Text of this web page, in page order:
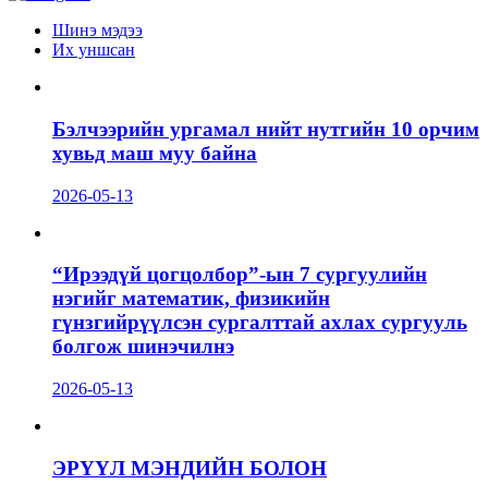
Шинэ мэдээ
Их уншсан
Бэлчээрийн ургамал нийт нутгийн 10 орчим
хувьд маш муу байна
2026-05-13
“Ирээдүй цогцолбор”-ын 7 сургуулийн
нэгийг математик, физикийн
гүнзгийрүүлсэн сургалттай ахлах сургууль
болгож шинэчилнэ
2026-05-13
ЭРҮҮЛ МЭНДИЙН БОЛОН